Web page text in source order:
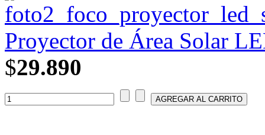
Proyector de Área Solar
$29.890